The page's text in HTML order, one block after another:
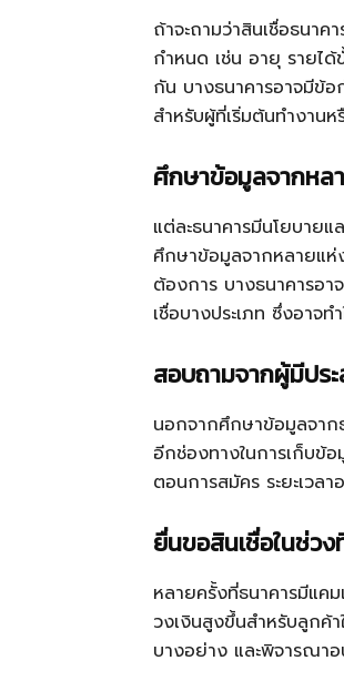
ถ้าจะถามว่าสินเชื่อธนา
กำหนด เช่น อายุ รายไ
กัน บางธนาคารอาจมีข้
สำหรับผู้ที่เริ่มต้นทำงาน
ศึกษาข้อมูลจากหล
แต่ละธนาคารมีนโยบาย
ศึกษาข้อมูลจากหลายแห่
ต้องการ บางธนาคารอ
เชื่อบางประเภท ซึ่งอาจ
สอบถามจากผู้มีปร
นอกจากศึกษาข้อมูลจาก
อีกช่องทางในการเก็บข้
ตอนการสมัคร ระยะเวล
ยื่นขอสินเชื่อในช่ว
หลายครั้งที่ธนาคารมีแค
วงเงินสูงขึ้นสำหรับลูกค้
บางอย่าง และพิจารณา